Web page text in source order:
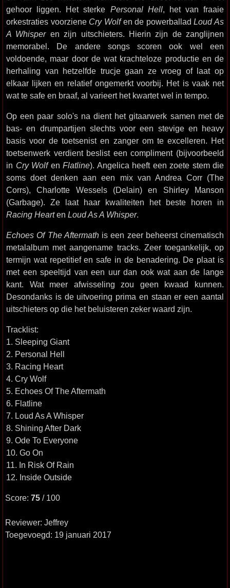
gehoor liggen. Het sterke Personal Hell, het van fraaie
orkestraties voorziene Cry Wolfen de powerballadLoud As
A Whisperen zijn uitschieters. Hierin zijn de zanglijnen
memorabel. De andere songs scoren ook wel een
voldoende, maar door de wat krachteloze productie en de
herhaling van hetzelfde trucje gaan ze vroeg of laat op
elkaar lijken en relatief ongemerkt voorbij. Het is vaak net
wat te safe en braaf, al varieert het kwartet wel in tempo.
Op een paar solo's na dient het gitaarwerk samen met de
bas- en drumpartijen slechts voor een stevige en heavy
basis voor de toetsenist en zanger om te excelleren. Het
toetsenwerk verdient beslist een compliment (bijvoorbeeld
in Cry Wolfen Flatline). Angelica heeft een zoete stem die
soms doet denken aan een mix van Andrea Corr (The
Corrs), Charlotte Wessels (Delain) en Shirley Manson
(Garbage). Ze laat haar kwaliteiten het beste horen in
Racing Hearten Loud As A Whisper.
Echoes Of The Aftermathis een zeer beheerst cinematisch
metalalbum met aangename tracks. Zeer toegankelijk, op
termijn wat repetitief en safe in de benadering. De plaat is
met een speeltijd van een uur dan ook wat aan de lange
kant. Wat meer afwisseling zou geen kwaad kunnen.
Desondanks is de uitvoering prima en staan er een aantal
uitschieters op die het beluisteren zeker waard zijn.
Tracklist:
1. Sleeping Giant
2. Personal Hell
3. Racing Heart
4. Cry Wolf
5. Echoes Of The Aftermath
6. Flatline
7. Loud As A Whisper
8. Shining After Dark
9. Ode To Everyone
10. Go On
11. In Risk Of Rain
12. Inside Outside
Score: 75 / 100
Reviewer: Jeffrey
Toegevoegd: 19 januari 2017